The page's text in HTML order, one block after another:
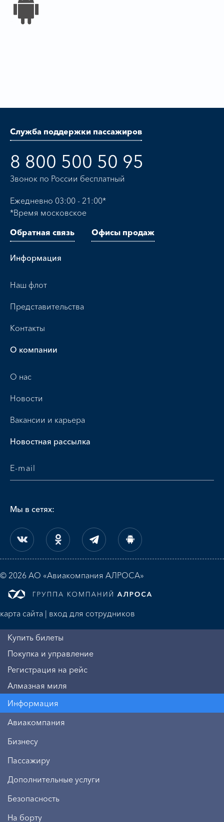
Служба поддержки пассажиров
8 800 500 50 95
Звонок по России бесплатный
Ежедневно 03:00 - 21:00*
*Время московское
Обратная связь
Офисы продаж
Информация
Наш флот
Представительства
Контакты
О компании
О нас
Новости
Вакансии и карьера
Новостная рассылка
Мы в сетях:
© 2026 АО «Авиакомпания АЛРОСА»
карта сайта | вход для сотрудников
Купить билеты
Покупка и управление
Регистрация на рейс
Алмазная миля
Информация
Авиакомпания
Бизнесу
Пассажиру
Дополнительные услуги
Безопасность
На борту